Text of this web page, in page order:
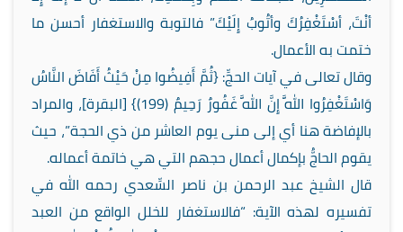
أنْتَ، أسْتَغْفِرُكَ وأتُوبُ إِلَيْكَ” فالتوبة والاستغفار أحسن ما
ختمت به الأعمال.
وقال تعالى في آيات الحجِّ: {ثُمَّ أَفِيضُوا مِنْ حَيْثُ أَفَاضَ النَّاسُ
وَاسْتَغْفِرُوا اللَّهَ إِنَّ اللَّهَ غَفُورٌ رَحِيمٌ (199)} [البقرة]، والمراد
بالإفاضة هنا أي إلى منى يوم العاشر من ذي الحجة”، حيث
يقوم الحاجُّ بإكمال أعمال حجهم التي هي خاتمة أعماله.
قال الشيخ عبد الرحمن بن ناصر السِّعدي رحمه الله في
تفسيره لهذه الآية: “فالاستغفار للخلل الواقع من العبد